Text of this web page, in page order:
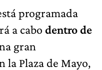
programada
a cabo dentro de
gran
la Plaza de Mayo,